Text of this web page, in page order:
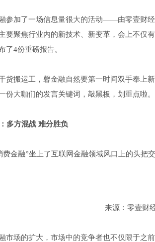
参加了一场信息量很大的活动——由零壹财
要聚焦行业内的新技术、新变革，会上不仅
了4份重磅报告。
货搬运工，馨金融自然要第一时间双手奉上
份大咖们的发言关键词，敲黑板，划重点啦。
多方混战 难分胜负
费金融”坐上了互联网金融领域风口上的头把
来源：零壹财
市场的扩大，市场中的竞争者也不仅限于之